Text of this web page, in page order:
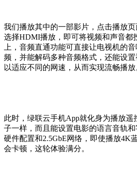
我们播放其中的一部影片，点击播放页
选择HDMI播放，即可将视频和声音都
上，音频直通功能可直接让电视机的
频，并能解码多种音频格式，还能设置
以适应不同的网速，从而实现流畅播放
此时，绿联云手机App就化身为播放遥
子一样，而且能设置电影的语言音轨
硬件配置和2.5GbE网络，即使播放4K
会卡顿，这轮体验满分。